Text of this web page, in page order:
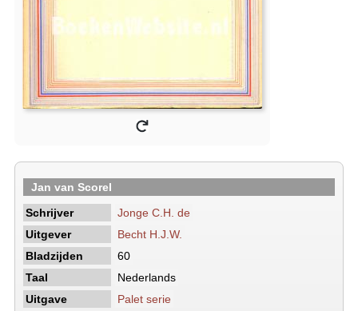
Jan van Scorel
Schrijver
Jonge C.H. de
Uitgever
Becht H.J.W.
Bladzijden
60
Taal
Nederlands
Uitgave
Palet serie